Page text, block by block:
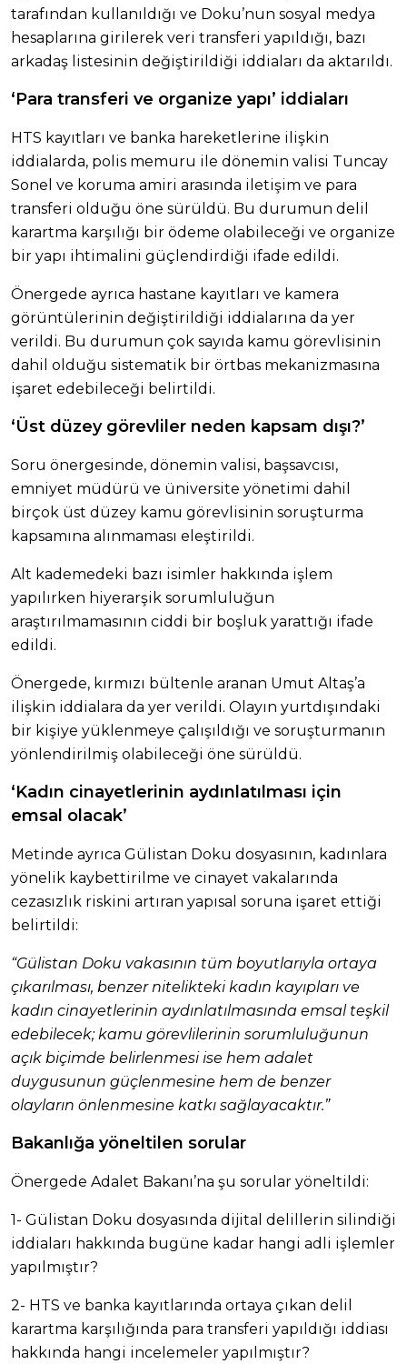
tarafından kullanıldığı ve Doku’nun sosyal medya
hesaplarına girilerek veri transferi yapıldığı, bazı
arkadaş listesinin değiştirildiği iddiaları da aktarıldı.
‘Para transferi ve organize yapı’ iddiaları
HTS kayıtları ve banka hareketlerine ilişkin
iddialarda, polis memuru ile dönemin valisi Tuncay
Sonel ve koruma amiri arasında iletişim ve para
transferi olduğu öne sürüldü. Bu durumun delil
karartma karşılığı bir ödeme olabileceği ve organize
bir yapı ihtimalini güçlendirdiği ifade edildi.
Önergede ayrıca hastane kayıtları ve kamera
görüntülerinin değiştirildiği iddialarına da yer
verildi. Bu durumun çok sayıda kamu görevlisinin
dahil olduğu sistematik bir örtbas mekanizmasına
işaret edebileceği belirtildi.
‘Üst düzey görevliler neden kapsam dışı?’
Soru önergesinde, dönemin valisi, başsavcısı,
emniyet müdürü ve üniversite yönetimi dahil
birçok üst düzey kamu görevlisinin soruşturma
kapsamına alınmaması eleştirildi.
Alt kademedeki bazı isimler hakkında işlem
yapılırken hiyerarşik sorumluluğun
araştırılmamasının ciddi bir boşluk yarattığı ifade
edildi.
Önergede, kırmızı bültenle aranan Umut Altaş’a
ilişkin iddialara da yer verildi. Olayın yurtdışındaki
bir kişiye yüklenmeye çalışıldığı ve soruşturmanın
yönlendirilmiş olabileceği öne sürüldü.
‘Kadın cinayetlerinin aydınlatılması için
emsal olacak’
Metinde ayrıca Gülistan Doku dosyasının, kadınlara
yönelik kaybettirilme ve cinayet vakalarında
cezasızlık riskini artıran yapısal soruna işaret ettiği
belirtildi:
“Gülistan Doku vakasının tüm boyutlarıyla ortaya
çıkarılması, benzer nitelikteki kadın kayıpları ve
kadın cinayetlerinin aydınlatılmasında emsal teşkil
edebilecek; kamu görevlilerinin sorumluluğunun
açık biçimde belirlenmesi ise hem adalet
duygusunun güçlenmesine hem de benzer
olayların önlenmesine katkı sağlayacaktır.”
Bakanlığa yöneltilen sorular
Önergede Adalet Bakanı’na şu sorular yöneltildi:
1- Gülistan Doku dosyasında dijital delillerin silindiği
iddiaları hakkında bugüne kadar hangi adli işlemler
yapılmıştır?
2- HTS ve banka kayıtlarında ortaya çıkan delil
karartma karşılığında para transferi yapıldığı iddiası
hakkında hangi incelemeler yapılmıştır?